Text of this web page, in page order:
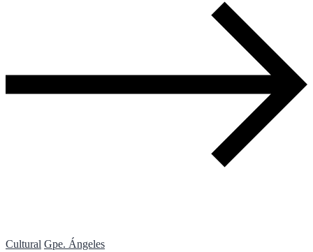
Cultural Gpe. Ángeles